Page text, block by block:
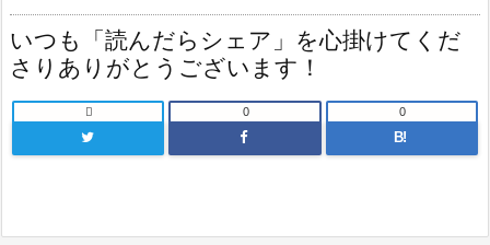
いつも「読んだらシェア」を心掛けてくだ
さりありがとうございます！
 0
B!
0